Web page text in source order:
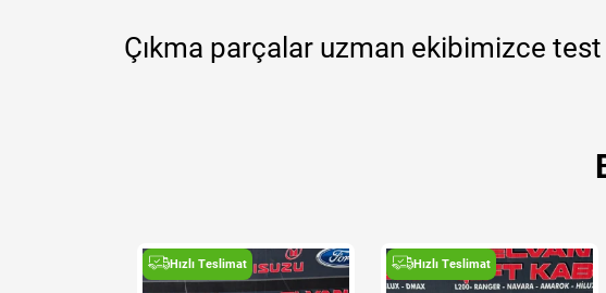
Çıkma parçalar uzman ekibimizce
Hızlı Teslimat Hızlı Teslimat